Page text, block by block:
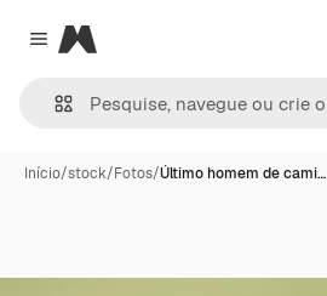
Close menu
Magnific
Início/stock/Fotos/Último homem de cami…